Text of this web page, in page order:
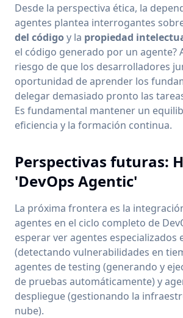
Desde la perspectiva ética, la
agentes plantea interrogantes
del códigoy la propiedad
el código generado por un agente?
riesgo de que los desarrolladores
oportunidad de aprender los
delegar demasiado pronto las
Es fundamental mantener un
eficiencia y la formación continua.
Perspectivas futuras:
'DevOps Agentic'
La próxima frontera es la
agentes en el ciclo completo de
esperar ver agentes especializados
(detectando vulnerabilidades en
agentes de testing (generando y
de pruebas automáticamente) y
despliegue (gestionando la
nube).